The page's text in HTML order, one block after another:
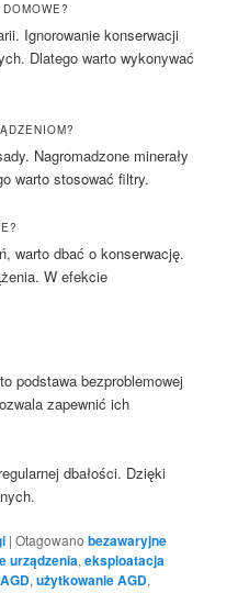
Ignorowanie konserwacji
Dlatego warto wykonywać
Nagromadzone minerały
warto stosować filtry.
warto dbać o konserwację.
W efekcie
podstawa bezproblemowej
zapewnić ich
dbałości. Dzięki
|Otagowano bezawaryjne
urządzenia,eksploatacja
,użytkowanie AGD,